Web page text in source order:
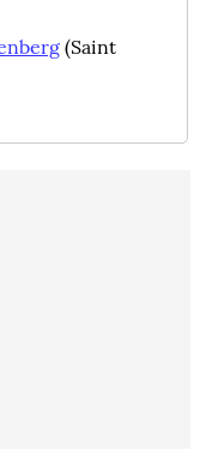
(Saint